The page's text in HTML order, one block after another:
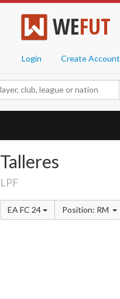
WEFUT
Login Create Account
Talleres
LPF
EA FC 24 Position: RM